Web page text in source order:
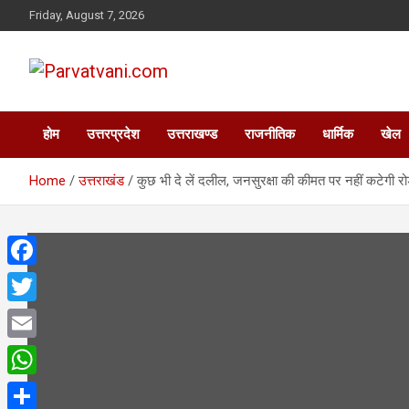
to
Friday, August 7, 2026
Parvatvani.com
होम उत्तरप्रदेश उत्तराखण्ड राजनीतिक धार्मिक खेल
Home उत्तराखंड कुछ भी दे लें दलील, जनसुरक्षा की कीमत पर नहीं कटेगी
F
a
c
e
b
T
w
i
E
m
W